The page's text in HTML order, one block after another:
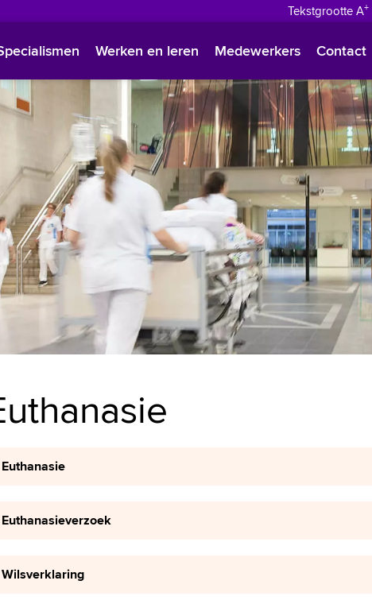
Tekstgrootte A+
Polski
Türkçe
Arabisch
Werken en leren Medewerkers Contact
Euthanasie
Euthanasieverzoek
Wilsverklaring